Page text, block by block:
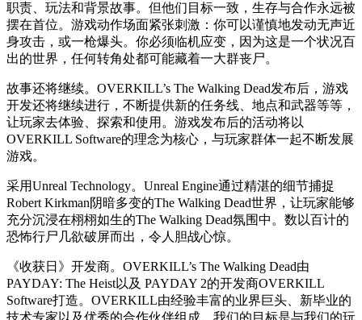
职责、玩法和背景故事。但他们目标一致，生存与合作永远被
摆在首位。游戏动作场面紧张刺激：你可以谨慎地发动无声近
身攻击，或一枪爆头。你必须临机应变，因为这是一个状况百
出的世界，任何转角处都可能藏着一大群丧尸。
故事还将继续。OVERKILL’s The Walking Dead发布后，游戏
开发还将继续进行，不断提供新的任务线、地点和武器等等，
让玩家去体验、探索和使用。游戏发布后的活动将以
OVERKILL Software的理念为核心，与玩家群体一起不断发展
游戏。
采用Unreal Technology。Unreal Engine通过精湛的细节捕捉
Robert Kirkman阴暗多变的The Walking Dead世界，让玩家能够
充分沉浸在栩栩如生的The Walking Dead氛围中。数以百计的
恐怖行尸几欲破屏而出，令人胆战心惊。
《收获日》开发商。OVERKILL’s The Walking Dead由
PAYDAY: The Heist以及 PAYDAY 2的开发商OVERKILL
Software打造。OVERKILL由经验丰富的业界巨头、新毕业的
技术专家以及优秀的合作伙伴组成。我们的目标是与我们的玩